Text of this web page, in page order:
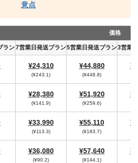
意点
価格
ラン7営業日発送プラン5営業日発送プラン3営業
¥24,310
(¥243.1)
¥44,880
(¥448.8)
¥28,380
(¥141.9)
¥51,920
(¥259.6)
¥33,990
(¥113.3)
¥55,110
(¥183.7)
¥36,080
(¥90.2)
¥57,640
(¥144.1)